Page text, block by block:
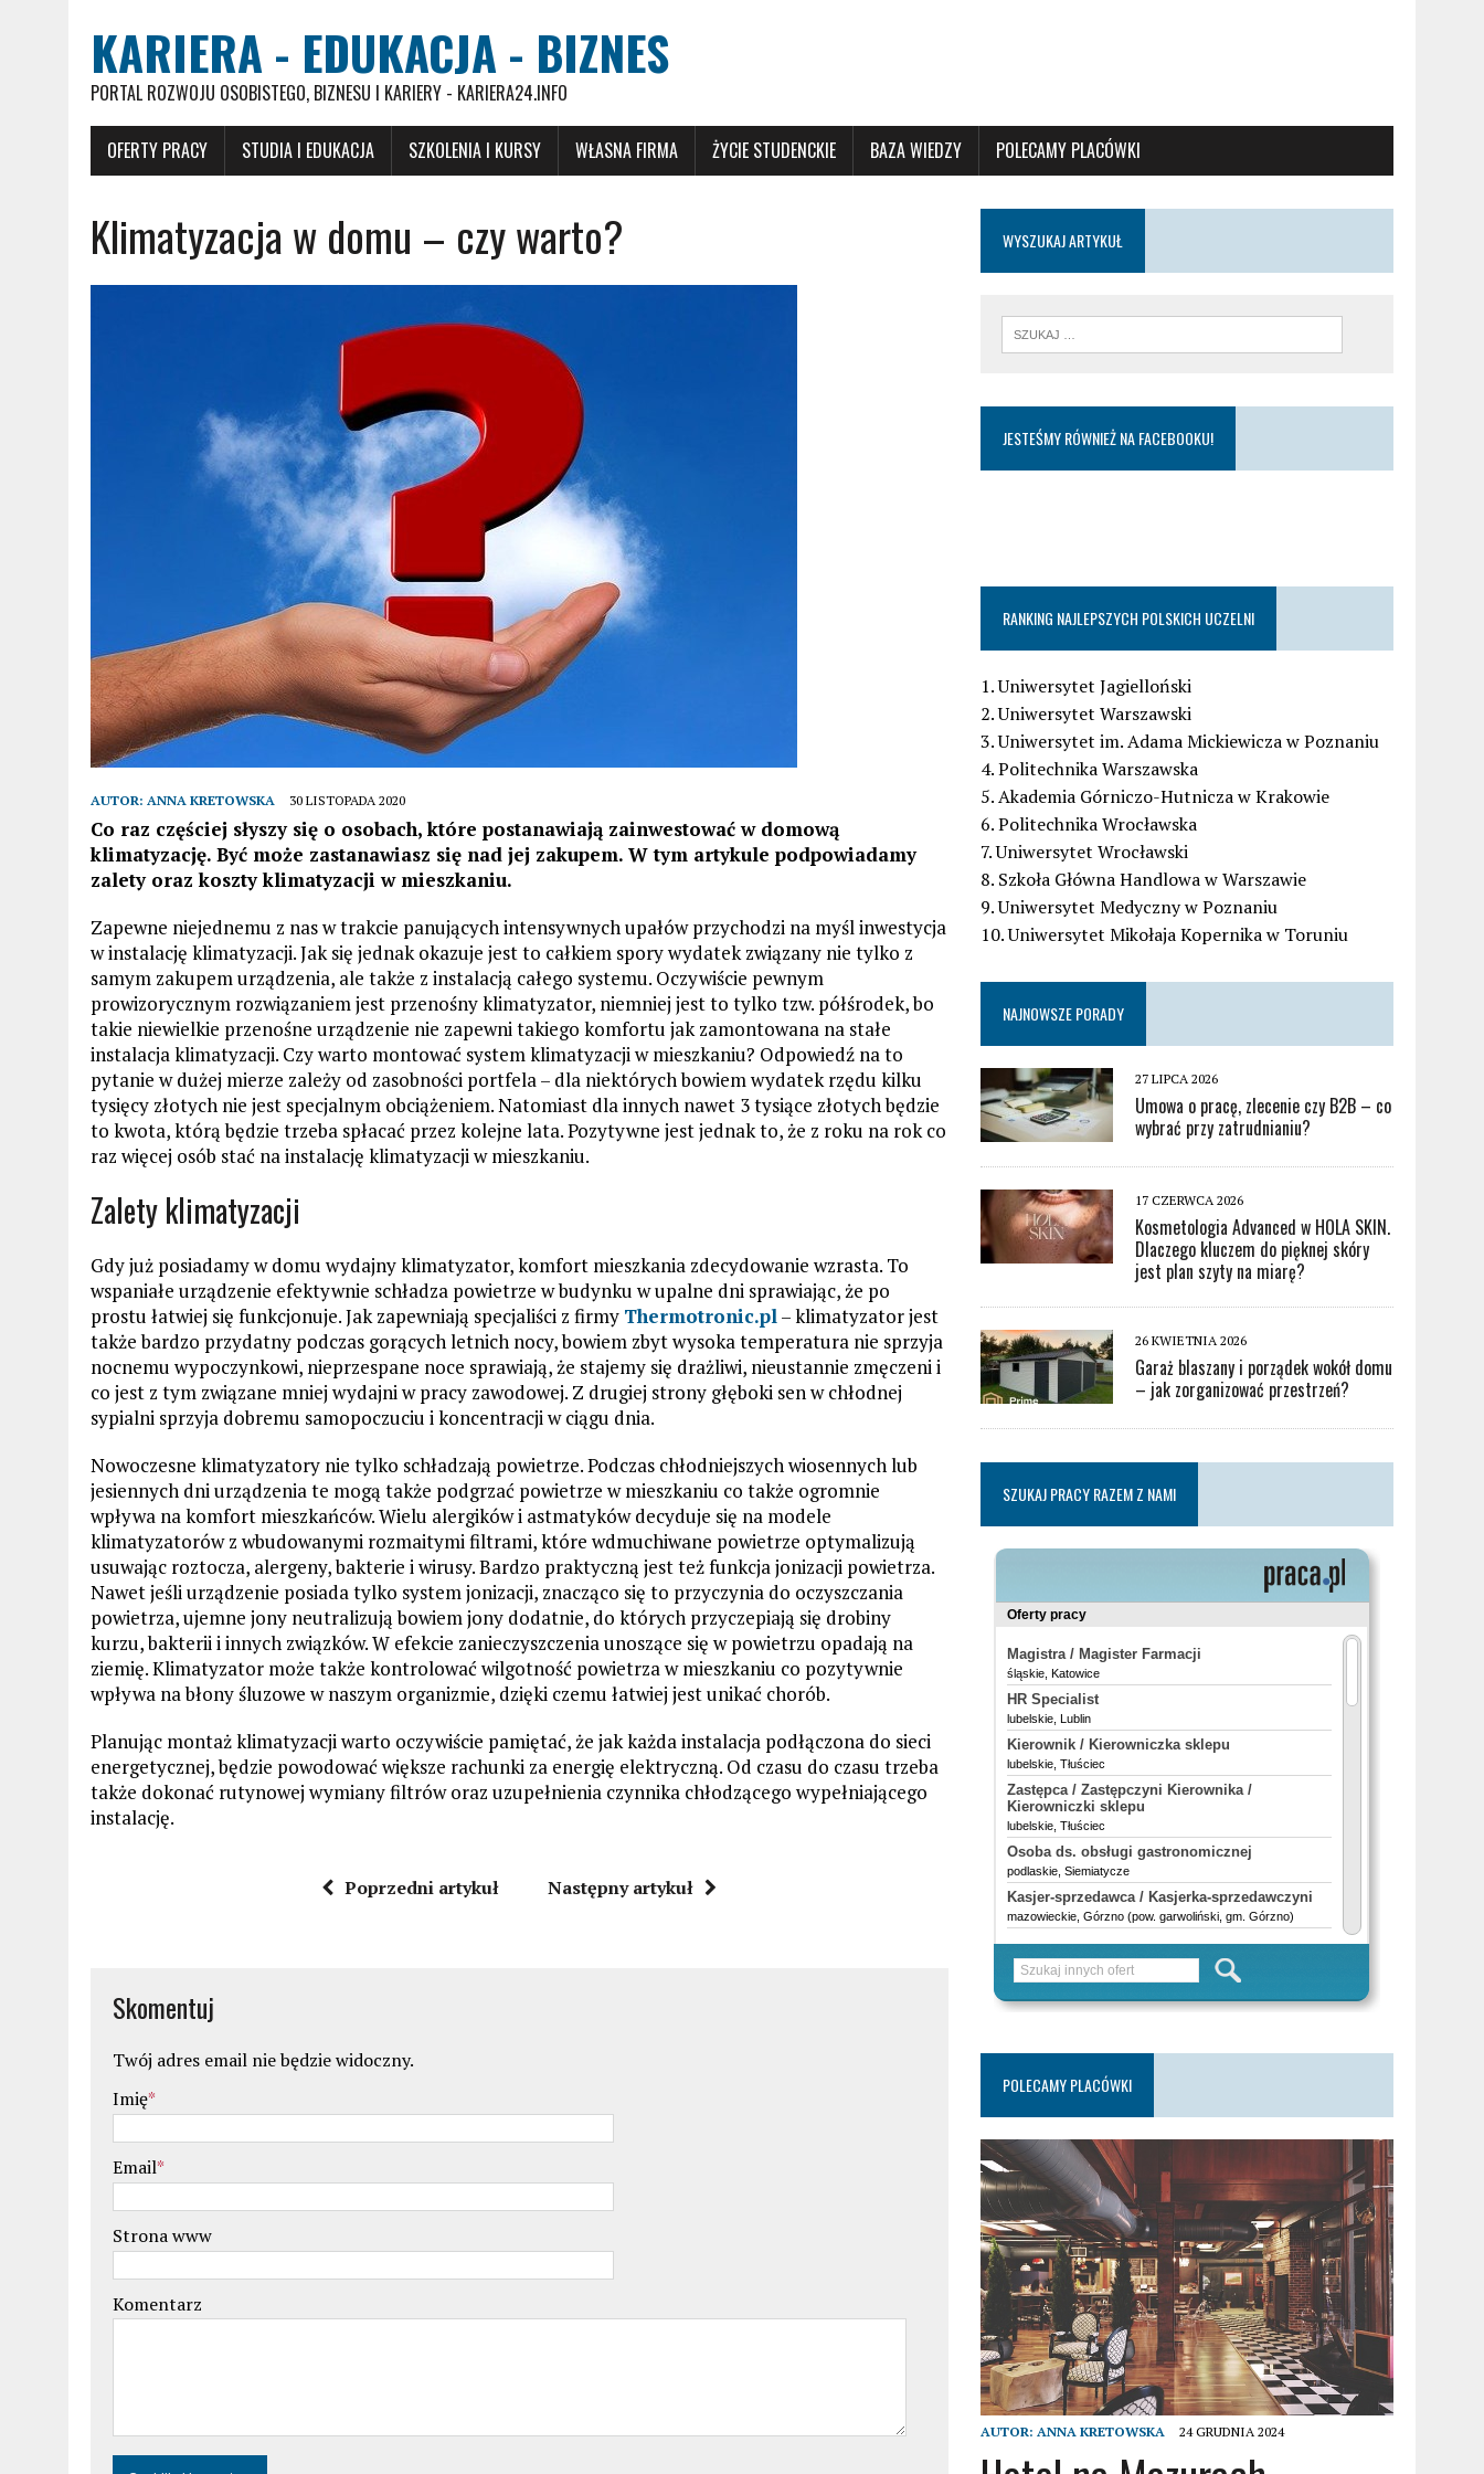
KARIERA - EDUKACJA - BIZNES
PORTAL ROZWOJU OSOBISTEGO, BIZNESU I KARIERY - KARIERA24.INFO
OFERTY PRACY STUDIA I EDUKACJA SZKOLENIA I KURSY WŁASNA FIRMA ŻYCIE STUDENCKIE BAZA WIEDZY POLECAMY PLACÓWKI
Klimatyzacja w domu – czy warto?
AUTOR: ANNA KRETOWSKA 30 LISTOPADA 2020
Co raz częściej słyszy się o osobach, które postanawiają zainwestować w domową
klimatyzację. Być może zastanawiasz się nad jej zakupem. W tym artykule podpowiadamy
zalety oraz koszty klimatyzacji w mieszkaniu.
Zapewne niejednemu z nas w trakcie panujących intensywnych upałów przychodzi na myśl inwestycja
w instalację klimatyzacji. Jak się jednak okazuje jest to całkiem spory wydatek związany nie tylko z
samym zakupem urządzenia, ale także z instalacją całego systemu. Oczywiście pewnym
prowizorycznym rozwiązaniem jest przenośny klimatyzator, niemniej jest to tylko tzw. półśrodek, bo
takie niewielkie przenośne urządzenie nie zapewni takiego komfortu jak zamontowana na stałe
instalacja klimatyzacji. Czy warto montować system klimatyzacji w mieszkaniu? Odpowiedź na to
pytanie w dużej mierze zależy od zasobności portfela – dla niektórych bowiem wydatek rzędu kilku
tysięcy złotych nie jest specjalnym obciążeniem. Natomiast dla innych nawet 3 tysiące złotych będzie
to kwota, którą będzie trzeba spłacać przez kolejne lata. Pozytywne jest jednak to, że z roku na rok co
raz więcej osób stać na instalację klimatyzacji w mieszkaniu.
Zalety klimatyzacji
Gdy już posiadamy w domu wydajny klimatyzator, komfort mieszkania zdecydowanie wzrasta. To
wspaniałe urządzenie efektywnie schładza powietrze w budynku w upalne dni sprawiając, że po
prostu łatwiej się funkcjonuje. Jak zapewniają specjaliści z firmy Thermotronic.pl– klimatyzator jest
także bardzo przydatny podczas gorących letnich nocy, bowiem zbyt wysoka temperatura nie sprzyja
nocnemu wypoczynkowi, nieprzespane noce sprawiają, że stajemy się drażliwi, nieustannie zmęczeni i
co jest z tym związane mniej wydajni w pracy zawodowej. Z drugiej strony głęboki sen w chłodnej
sypialni sprzyja dobremu samopoczuciu i koncentracji w ciągu dnia.
Nowoczesne klimatyzatory nie tylko schładzają powietrze. Podczas chłodniejszych wiosennych lub
jesiennych dni urządzenia te mogą także podgrzać powietrze w mieszkaniu co także ogromnie
wpływa na komfort mieszkańców. Wielu alergików i astmatyków decyduje się na modele
klimatyzatorów z wbudowanymi rozmaitymi filtrami, które wdmuchiwane powietrze optymalizują
usuwając roztocza, alergeny, bakterie i wirusy. Bardzo praktyczną jest też funkcja jonizacji powietrza.
Nawet jeśli urządzenie posiada tylko system jonizacji, znacząco się to przyczynia do oczyszczania
powietrza, ujemne jony neutralizują bowiem jony dodatnie, do których przyczepiają się drobiny
kurzu, bakterii i innych związków. W efekcie zanieczyszczenia unoszące się w powietrzu opadają na
ziemię. Klimatyzator może także kontrolować wilgotność powietrza w mieszkaniu co pozytywnie
wpływa na błony śluzowe w naszym organizmie, dzięki czemu łatwiej jest unikać chorób.
Planując montaż klimatyzacji warto oczywiście pamiętać, że jak każda instalacja podłączona do sieci
energetycznej, będzie powodować większe rachunki za energię elektryczną. Od czasu do czasu trzeba
także dokonać rutynowej wymiany filtrów oraz uzupełnienia czynnika chłodzącego wypełniającego
instalację.
Poprzedni artykuł Następny artykuł
Skomentuj
Twój adres email nie będzie widoczny.
Imię*
Email*
Strona www
Komentarz
WYSZUKAJ ARTYKUŁ
JESTEŚMY RÓWNIEŻ NA FACEBOOKU!
RANKING NAJLEPSZYCH POLSKICH UCZELNI
1. Uniwersytet Jagielloński
2. Uniwersytet Warszawski
3. Uniwersytet im. Adama Mickiewicza w Poznaniu
4. Politechnika Warszawska
5. Akademia Górniczo-Hutnicza w Krakowie
6. Politechnika Wrocławska
7. Uniwersytet Wrocławski
8. Szkoła Główna Handlowa w Warszawie
9. Uniwersytet Medyczny w Poznaniu
10. Uniwersytet Mikołaja Kopernika w Toruniu
NAJNOWSZE PORADY
27 LIPCA 2026
Umowa o pracę, zlecenie czy B2B – co
wybrać przy zatrudnianiu?
17 CZERWCA 2026
Kosmetologia Advanced w HOLA SKIN.
Dlaczego kluczem do pięknej skóry
jest plan szyty na miarę?
26 KWIETNIA 2026
Garaż blaszany i porządek wokół domu
– jak zorganizować przestrzeń?
SZUKAJ PRACY RAZEM Z NAMI
POLECAMY PLACÓWKI
AUTOR: ANNA KRETOWSKA 24 GRUDNIA 2024